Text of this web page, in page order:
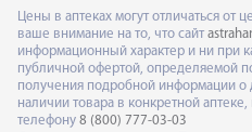
Цены в аптеках могут отличаться от
ваше внимание на то, что сайт
информационный характер и ни при
публичной офертой, определяемой
получения подробной информации о
наличии товара в конкретной
телефону 8 (800) 777-03-03